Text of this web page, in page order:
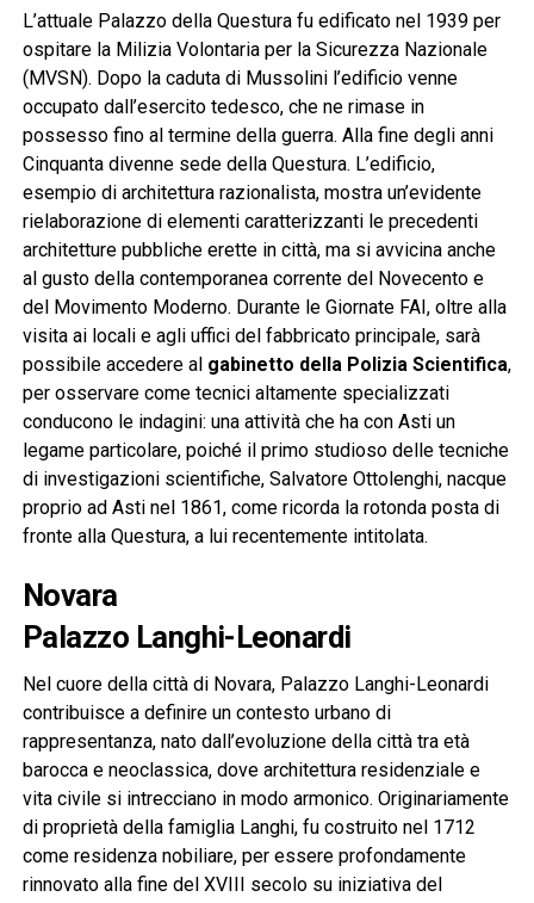
L’attuale Palazzo della Questura fu edificato nel 1939 per
ospitare la Milizia Volontaria per la Sicurezza Nazionale
(MVSN). Dopo la caduta di Mussolini l’edificio venne
occupato dall’esercito tedesco, che ne rimase in
possesso fino al termine della guerra. Alla fine degli anni
Cinquanta divenne sede della Questura. L’edificio,
esempio di architettura razionalista, mostra un’evidente
rielaborazione di elementi caratterizzanti le precedenti
architetture pubbliche erette in città, ma si avvicina anche
al gusto della contemporanea corrente del Novecento e
del Movimento Moderno. Durante le Giornate FAI, oltre alla
visita ai locali e agli uffici del fabbricato principale, sarà
possibile accedere al gabinetto della Polizia Scientifica,
per osservare come tecnici altamente specializzati
conducono le indagini: una attività che ha con Asti un
legame particolare, poiché il primo studioso delle tecniche
di investigazioni scientifiche, Salvatore Ottolenghi, nacque
proprio ad Asti nel 1861, come ricorda la rotonda posta di
fronte alla Questura, a lui recentemente intitolata.
Novara
Palazzo Langhi-Leonardi
Nel cuore della città di Novara, Palazzo Langhi-Leonardi
contribuisce a definire un contesto urbano di
rappresentanza, nato dall’evoluzione della città tra età
barocca e neoclassica, dove architettura residenziale e
vita civile si intrecciano in modo armonico. Originariamente
di proprietà della famiglia Langhi, fu costruito nel 1712
come residenza nobiliare, per essere profondamente
rinnovato alla fine del XVIII secolo su iniziativa del